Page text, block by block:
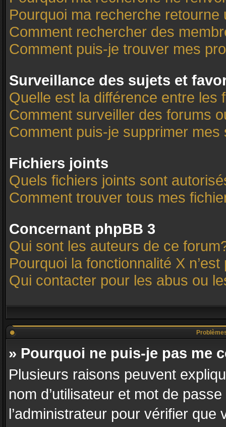
Pourquoi ma recherche retourne
Comment rechercher des
Comment puis-je trouver mes
Surveillance des sujets et
Quelle est la différence entre les
Comment surveiller des forums
Comment puis-je supprimer
Fichiers joints
Quels fichiers joints sont
Comment trouver tous mes
Concernant phpBB 3
Qui sont les auteurs de ce
Pourquoi la fonctionnalité X
Qui contacter pour les abus ou
» Pourquoi ne puis-je pas me
Plusieurs raisons peuvent
nom d’utilisateur et mot de
l’administrateur pour vérifier que